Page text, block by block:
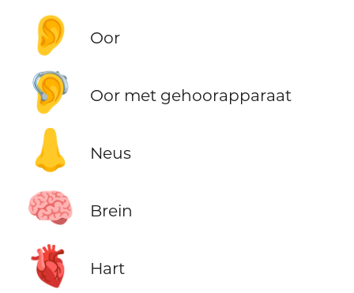
👂 Oor
🦻 Oor met gehoorapparaat
👃 Neus
🧠 Brein
🫀 Hart